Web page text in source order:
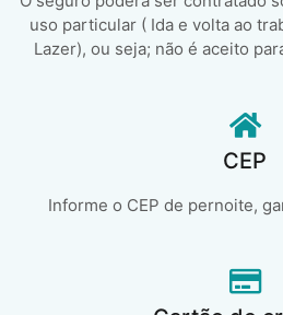
uso particular ( Ida e volta ao
Lazer), ou seja; não é aceito
CEP
Informe o CEP de pernoite,